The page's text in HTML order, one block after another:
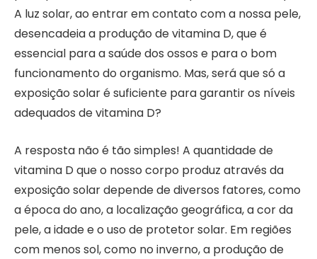
A luz solar, ao entrar em contato com a nossa pele,
desencadeia a produção de vitamina D, que é
essencial para a saúde dos ossos e para o bom
funcionamento do organismo. Mas, será que só a
exposição solar é suficiente para garantir os níveis
adequados de vitamina D?
A resposta não é tão simples! A quantidade de
vitamina D que o nosso corpo produz através da
exposição solar depende de diversos fatores, como
a época do ano, a localização geográfica, a cor da
pele, a idade e o uso de protetor solar. Em regiões
com menos sol, como no inverno, a produção de